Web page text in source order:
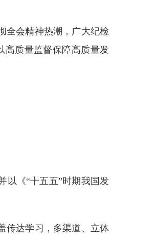
全会精神热潮，广大纪检
高质量监督保障高质量发
以《“十五五”时期我国发
传达学习，多渠道、立体